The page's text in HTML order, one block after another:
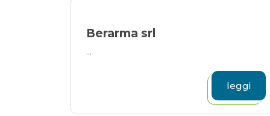
Berarma srl
...
leggi